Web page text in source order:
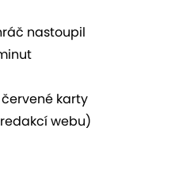
nastoupil
karty
webu)